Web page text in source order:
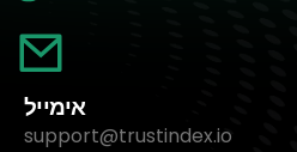
אימייל
support@trustindex.io